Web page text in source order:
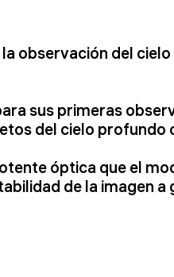
observación del
sus primeras
del cielo profundo
óptica que el
de la imagen a